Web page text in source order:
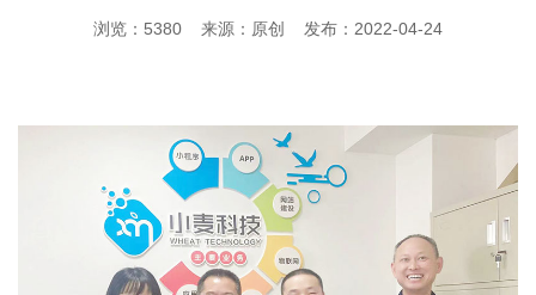
及BUG问题
浏览：5380 来源：原创 发布：2022-04-24